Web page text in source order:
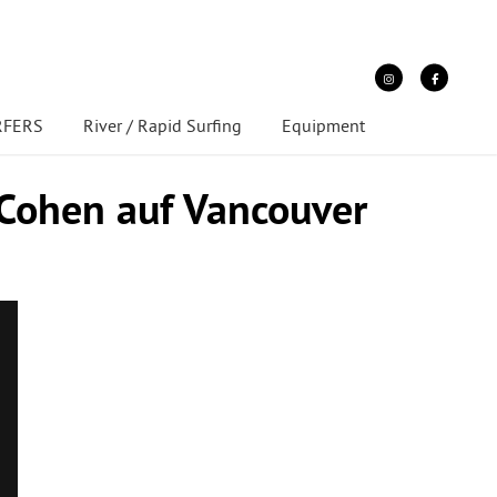
River / Rapid Surfing Equipment
auf Vancouver